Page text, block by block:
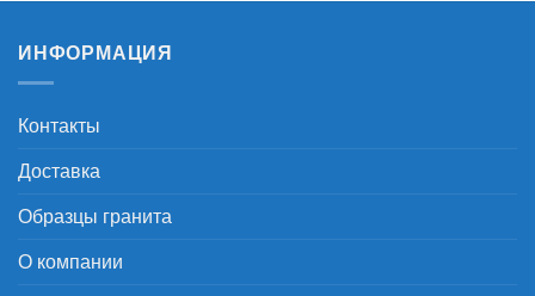
ИНФОРМАЦИЯ
Контакты
Доставка
Образцы гранита
О компании